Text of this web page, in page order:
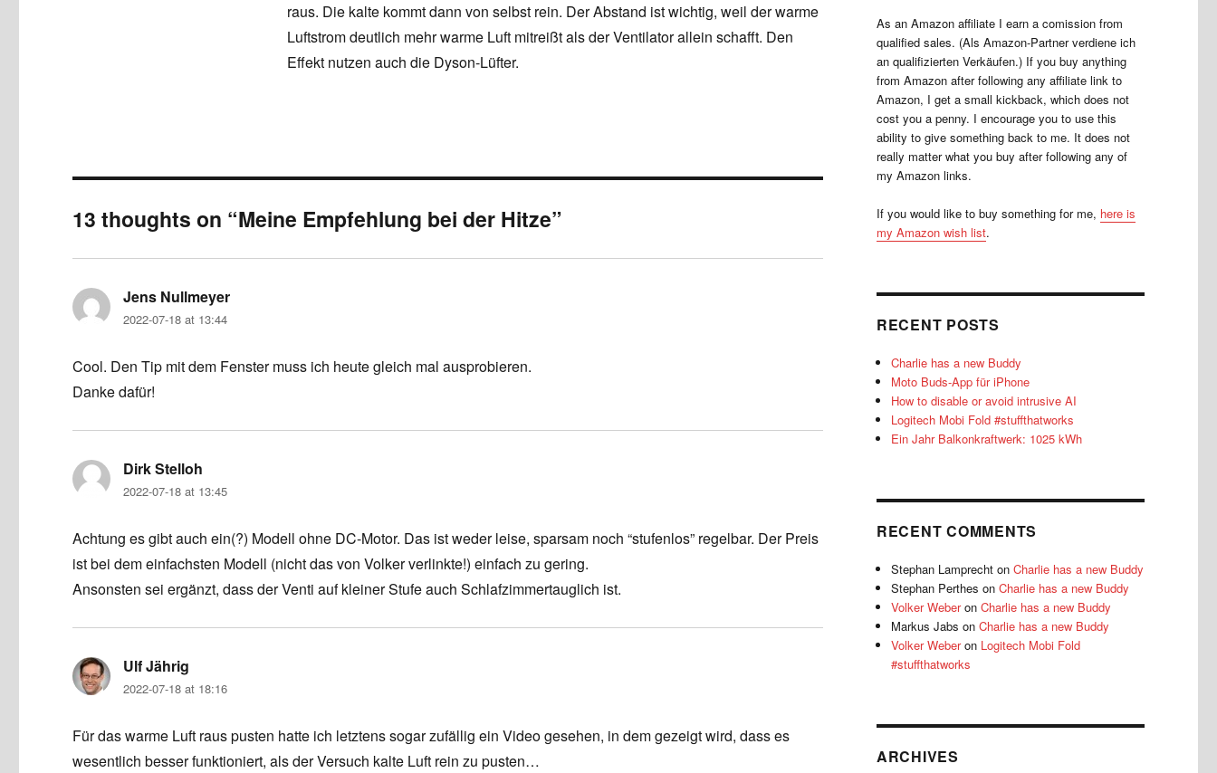
raus. Die kalte kommt dann von selbst rein. Der Abstand ist wichtig, weil der warme
Luftstrom deutlich mehr warme Luft mitreißt als der Ventilator allein schafft. Den
Effekt nutzen auch die Dyson-Lüfter.
13 thoughts on “Meine Empfehlung bei der Hitze”
Jens Nullmeyer
2022-07-18 at 13:44
Cool. Den Tip mit dem Fenster muss ich heute gleich mal ausprobieren.
Danke dafür!
Dirk Stelloh
2022-07-18 at 13:45
Achtung es gibt auch ein(?) Modell ohne DC-Motor. Das ist weder leise, sparsam noch “stufenlos” regelbar. Der Preis
ist bei dem einfachsten Modell (nicht das von Volker verlinkte!) einfach zu gering.
Ansonsten sei ergänzt, dass der Venti auf kleiner Stufe auch Schlafzimmertauglich ist.
Ulf Jährig
2022-07-18 at 18:16
Für das warme Luft raus pusten hatte ich letztens sogar zufällig ein Video gesehen, in dem gezeigt wird, dass es
wesentlich besser funktioniert, als der Versuch kalte Luft rein zu pusten…
As an Amazon affiliate I earn a comission from
qualified sales. (Als Amazon-Partner verdiene ich
an qualifizierten Verkäufen.) If you buy anything
from Amazon after following any affiliate link to
Amazon, I get a small kickback, which does not
cost you a penny. I encourage you to use this
ability to give something back to me. It does not
really matter what you buy after following any of
my Amazon links.
If you would like to buy something for me, here is
my Amazon wish list.
RECENT POSTS
Charlie has a new Buddy
Moto Buds-App für iPhone
How to disable or avoid intrusive AI
Logitech Mobi Fold #stuffthatworks
Ein Jahr Balkonkraftwerk: 1025 kWh
RECENT COMMENTS
Stephan Lamprecht onCharlie has a new Buddy
Stephan Perthes onCharlie has a new Buddy
Volker WeberonCharlie has a new Buddy
Markus Jabs onCharlie has a new Buddy
Volker Weberon Logitech Mobi Fold
#stuffthatworks
ARCHIVES